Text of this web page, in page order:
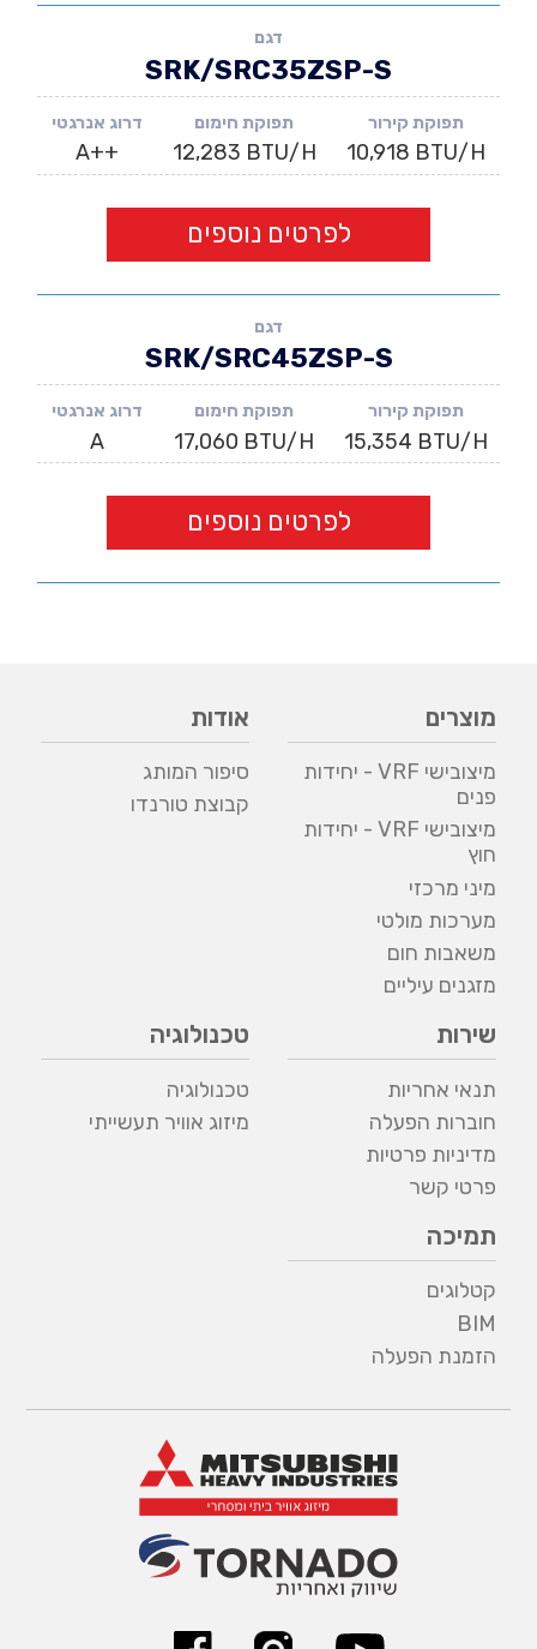
דגם
SRK/SRC35ZSP-S
תפוקת קירור
10,918 BTU/H
תפוקת חימום
12,283 BTU/H
דרוג אנרגטי
A++
לפרטים נוספים
דגם
SRK/SRC45ZSP-S
תפוקת קירור
15,354 BTU/H
תפוקת חימום
17,060 BTU/H
דרוג אנרגטי
A
לפרטים נוספים
מוצרים
מיצובישי VRF - יחידות
פנים
מיצובישי VRF - יחידות
חוץ
מיני מרכזי
מערכות מולטי
משאבות חום
מזגנים עיליים
אודות
סיפור המותג
קבוצת טורנדו
שירות
תנאי אחריות
חוברות הפעלה
מדיניות פרטיות
פרטי קשר
טכנולוגיה
טכנולוגיה
מיזוג אוויר תעשייתי
תמיכה
קטלוגים
BIM
הזמנת הפעלה